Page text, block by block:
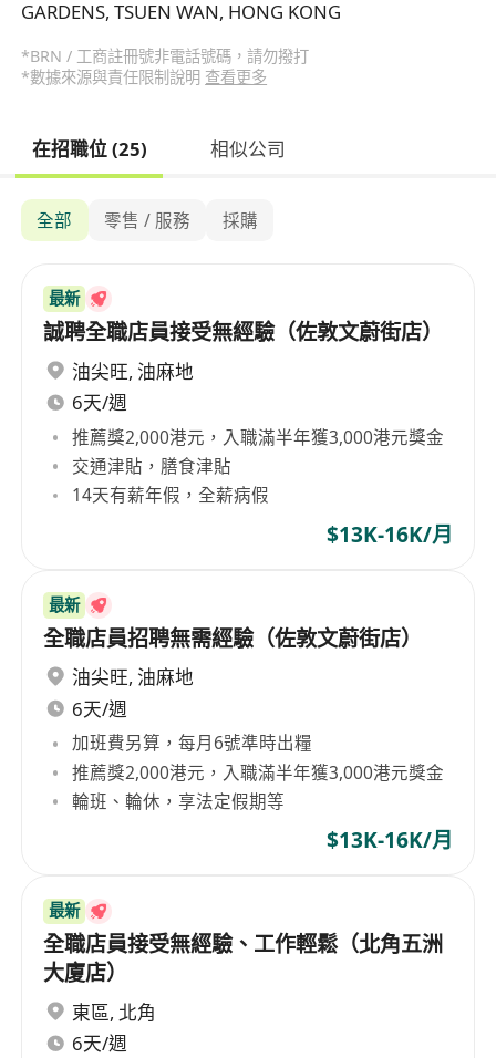
GARDENS, TSUEN WAN, HONG KONG
*BRN / 工商註冊號非電話號碼，請勿撥打
*數據來源與責任限制說明 查看更多
在招職位 (25) 相似公司
全部 零售 / 服務 採購
最新
誠聘全職店員接受無經驗（佐敦文蔚街店）
油尖旺, 油麻地
6天/週
推薦獎2,000港元，入職滿半年獲3,000港元獎金
交通津貼，膳食津貼
14天有薪年假，全薪病假
$13K-16K/月
最新
全職店員招聘無需經驗（佐敦文蔚街店）
油尖旺, 油麻地
6天/週
加班費另算，每月6號準時出糧
推薦獎2,000港元，入職滿半年獲3,000港元獎金
輪班、輪休，享法定假期等
$13K-16K/月
最新
全職店員接受無經驗、工作輕鬆（北角五洲
大廈店）
東區, 北角
6天/週